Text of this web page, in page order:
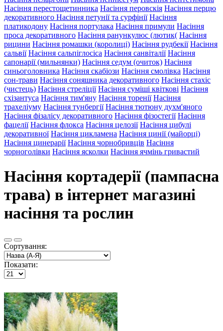
Насіння перестощетинника Насіння перовскія Насіння перцю
декоративного Насіння петунії та сурфінії Насіння
платикодону Насіння портулака Насіння примули Насіння
проса декоративного Насіння ранункулюс (лютик( Насіння
рицини Насіння ромашки (королиці) Насіння рудбекії Насіння
сальвії Насіння сальпіглосіса Насіння санвіталії Насіння
сапонарії (мильнянки) Насіння седум (очиток) Насіння
синьоголовника Насіння скабіози Насіння смолівка Насіння
сон-трави Насіння соняшника декоративного Насіння стахіс
(чистець) Насіння стреліції Насіння суміші квіткові Насіння
схізантуса Насіння тим'яну Насіння торенії Насіння
трахеліуму Насіння тунбергії Насіння тютюну духм'яного
Насіння фізалісу декоративного Насіння фізостегії Насіння
фацелії Насіння флокса Насіння целозії Насіння цибулі
декоративної Насіння цикламена Насіння цинії (майорці)
Насіння цинерарії Насіння чорнобривців Насіння
чорноголівки Насіння ясколки Насіння ячмінь гривастий
Насіння кортадерії (пампасна
трава) в інтернет магазині
насіння та рослин
Сортування:
Показати: